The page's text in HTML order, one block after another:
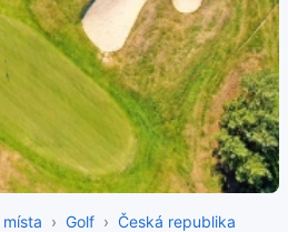
Golf
Česká republika